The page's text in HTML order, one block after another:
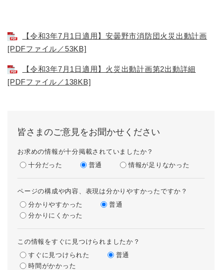
【令和3年7月1日適用】安曇野市消防団火災出動計画
[PDFファイル／53KB]
【令和3年7月1日適用】火災出動計画第2出動詳細
[PDFファイル／138KB]
皆さまのご意見をお聞かせください
お求めの情報が十分掲載されていましたか？
十分だった
普通 情報が足りなかった
ページの構成や内容、表現は分かりやすかったですか？
分かりやすかった
普通
分かりにくかった
この情報をすぐに見つけられましたか？
すぐに見つけられた
普通
時間がかかった